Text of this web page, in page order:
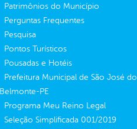
Patrimônios do Município
Perguntas Frequentes
Pesquisa
Pontos Turísticos
Pousadas e Hotéis
Prefeitura Municipal de São José do
Belmonte-PE
Programa Meu Reino Legal
Seleção Simplificada 001/2019